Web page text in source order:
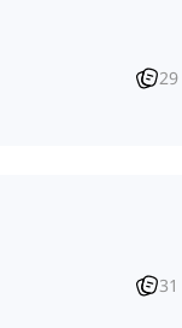
29
31